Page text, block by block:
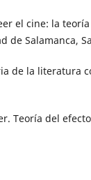
el cine: la
de Salamanca,
de la literatura
Teoría del